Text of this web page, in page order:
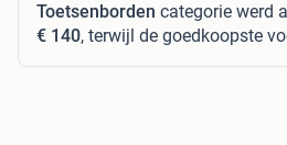
Toetsenborden categorie werd
€ 140, terwijl de goedkoopste